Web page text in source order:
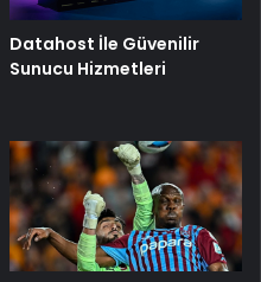
Datahost İle Güvenilir
Sunucu Hizmetleri